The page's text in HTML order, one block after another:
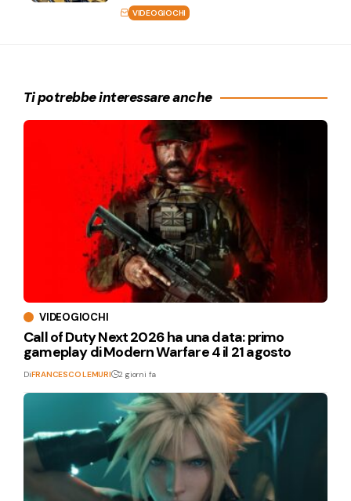
VIDEOGIOCHI
Ti potrebbe interessare anche
VIDEOGIOCHI
Call of Duty Next 2026 ha una data: primo
gameplay di Modern Warfare 4 il 21 agosto
DiFRANCESCO LEMURI 2 giorni fa